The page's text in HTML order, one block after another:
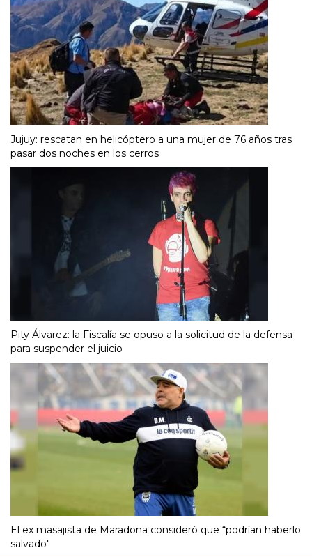
Jujuy: rescatan en helicóptero a una mujer de 76 años tras
pasar dos noches en los cerros
Pity Álvarez: la Fiscalía se opuso a la solicitud de la defensa
para suspender el juicio
El ex masajista de Maradona consideró que “podrían haberlo
salvado"